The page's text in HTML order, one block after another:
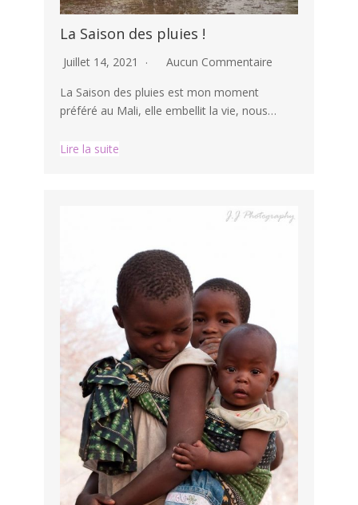
La Saison des pluies !
Juillet 14, 2021
Aucun Commentaire
La Saison des pluies est mon moment
préféré au Mali, elle embellit la vie, nous…
Lire la suite